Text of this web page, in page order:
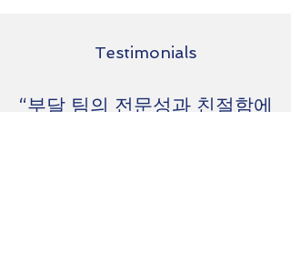
Testimonials
“부달 팀의 전문성과 친절함에